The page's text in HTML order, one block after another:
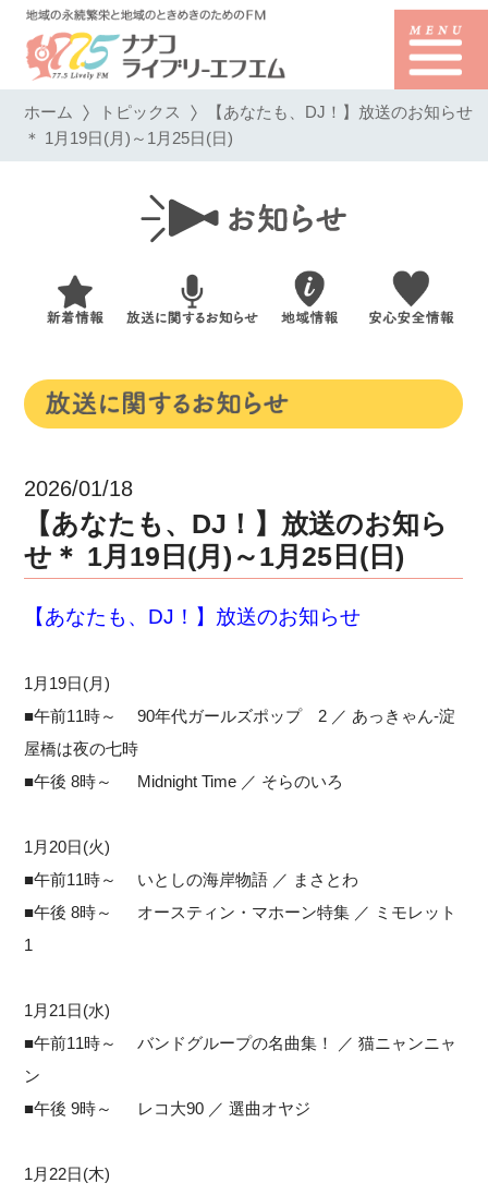
ホーム トピックス 【あなたも、DJ！】放送のお知らせ
＊ 1月19日(月)～1月25日(日)
2026/01/18
【あなたも、DJ！】放送のお知ら
せ＊ 1月19日(月)～1月25日(日)
【あなたも、DJ！】放送のお知らせ
1月19日(月)
■午前11時～ 90年代ガールズポップ 2 ／ あっきゃん-淀
屋橋は夜の七時
■午後 8時～ Midnight Time ／ そらのいろ
1月20日(火)
■午前11時～ いとしの海岸物語 ／ まさとわ
■午後 8時～ オースティン・マホーン特集 ／ ミモレット
1
1月21日(水)
■午前11時～ バンドグループの名曲集！ ／ 猫ニャンニャ
ン
■午後 9時～ レコ大90 ／ 選曲オヤジ
1月22日(木)